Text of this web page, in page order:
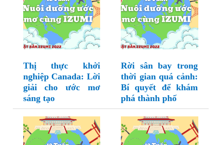
Thị thực khởi
nghiệp Canada: Lời
giải cho ước mơ
sáng tạo
Rời sân bay trong
thời gian quá cảnh:
Bí quyết để khám
phá thành phố